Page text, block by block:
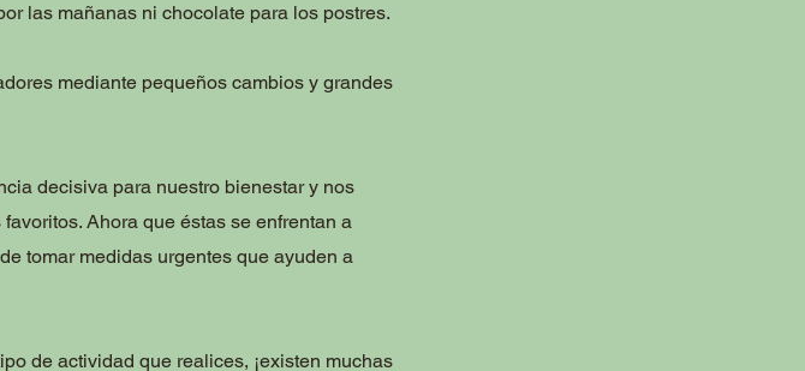
las mañanas ni chocolate para los postres.
mediante pequeños cambios y grandes
decisiva para nuestro bienestar y nos
Ahora que éstas se enfrentan a
tomar medidas urgentes que ayuden a
de actividad que realices, ¡existen muchas